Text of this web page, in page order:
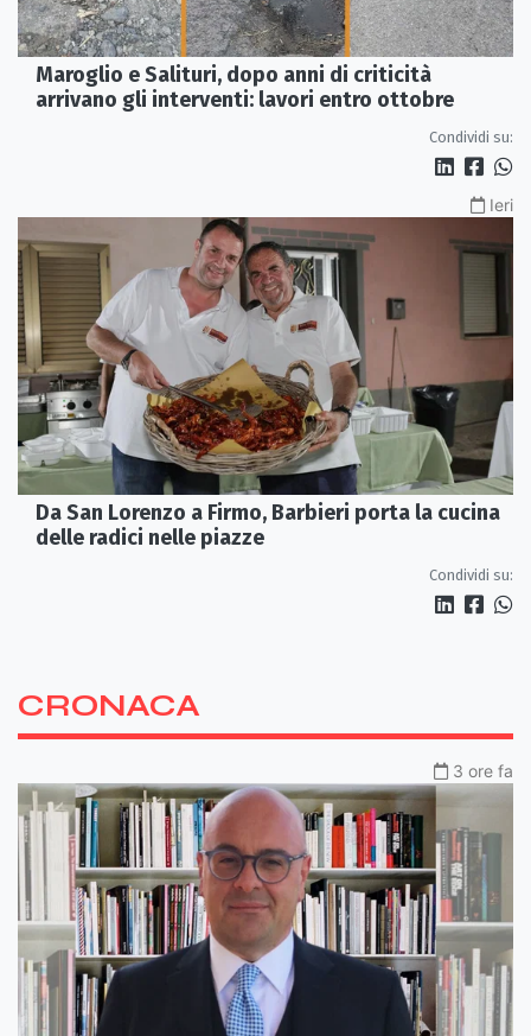
Maroglio e Salituri, dopo anni di criticità
arrivano gli interventi: lavori entro ottobre
Condividi su:
Ieri
Da San Lorenzo a Firmo, Barbieri porta la cucina
delle radici nelle piazze
Condividi su:
CRONACA
3 ore fa